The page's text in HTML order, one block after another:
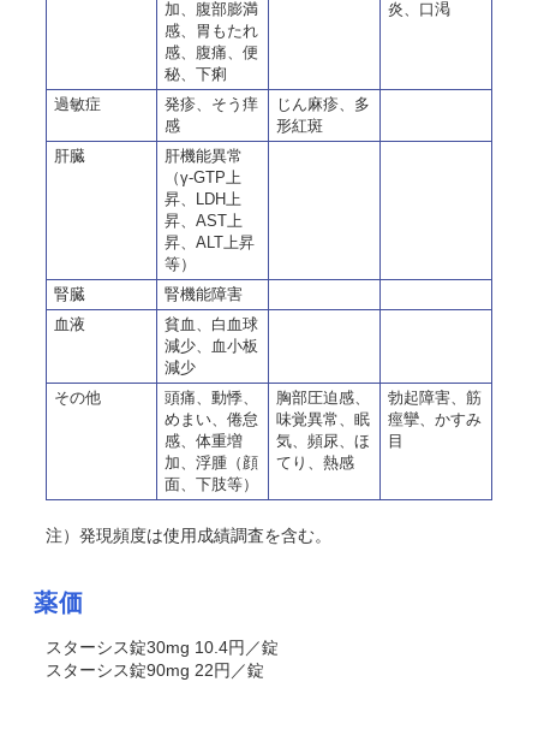
加、腹部膨満
感、胃もたれ
感、腹痛、便
秘、下痢
炎、口渇
過敏症
発疹、そう痒
感
じん麻疹、多
形紅斑
肝臓
肝機能異常
（γ-GTP上
昇、LDH上
昇、AST上
昇、ALT上昇
等）
腎臓
腎機能障害
血液
貧血、白血球
減少、血小板
減少
その他
頭痛、動悸、
めまい、倦怠
感、体重増
加、浮腫（顔
面、下肢等）
胸部圧迫感、
味覚異常、眠
気、頻尿、ほ
てり、熱感
勃起障害、筋
痙攣、かすみ
目
注）発現頻度は使用成績調査を含む。
薬価
スターシス錠30mg 10.4円／錠
スターシス錠90mg 22円／錠